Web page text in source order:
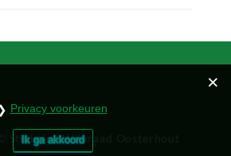
© Stichting Wijkraad Oosterhout
Privacy voorkeuren
Ik ga akkoord